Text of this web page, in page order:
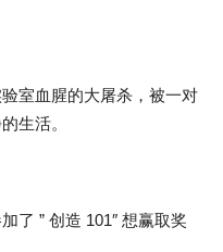
室血腥的大屠杀，被一对
生活。
了 ” 创造 101″ 想赢取奖